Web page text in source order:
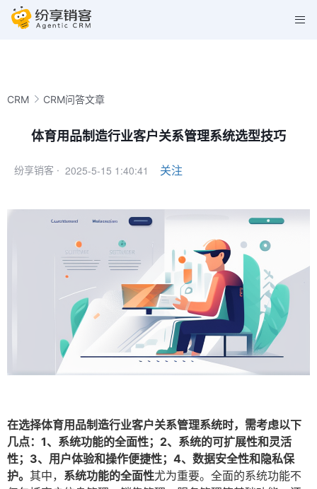
CRM CRM问答文章
体育用品制造行业客户关系管理系统选型技巧
纷享销客 · 2025-5-15 1:40:41 关注
在选择体育用品制造行业客户关系管理系统时，需考虑以下
几点：1、系统功能的全面性；2、系统的可扩展性和灵活
性；3、用户体验和操作便捷性；4、数据安全性和隐私保
护。 其中， 系统功能的全面性尤为重要。全面的系统功能不